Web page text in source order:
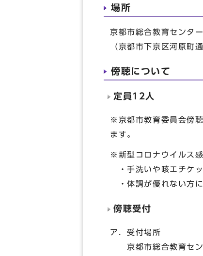
場所
京都市総合教育セン
（京都市下京区河原町
傍聴について
定員12人
※京都市教育委員会傍
ます。
※新型コロナウイルス
・手洗いや咳エチケッ
・体調が優れない方に
傍聴受付
ア．受付場所
京都市総合教育セ